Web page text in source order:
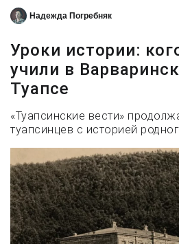
Надежда Погребняк
Уроки истории:
учили в
Туапсе
«Туапсинские вести»
туапсинцев с историей